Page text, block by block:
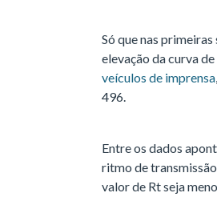
Só que nas
elevação da curva
veículos de imprensa
496.
Entre os dados
ritmo de
valor de Rt seja